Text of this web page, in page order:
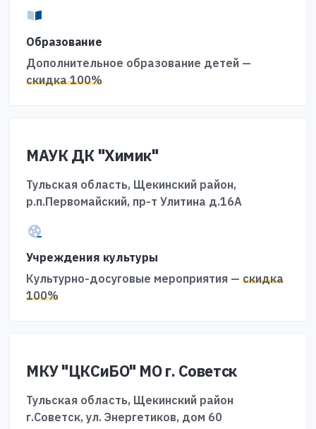
Образование
Дополнительное образование детей —
скидка 100%
МАУК ДК "Химик"
Тульская область, Щекинский район,
р.п.Первомайский, пр-т Улитина д.16А
Учреждения культуры
Культурно-досуговые мероприятия — скидка
100%
МКУ "ЦКСиБО" МО г. Советск
Тульская область, Щекинский район
г.Советск, ул. Энергетиков, дом 60